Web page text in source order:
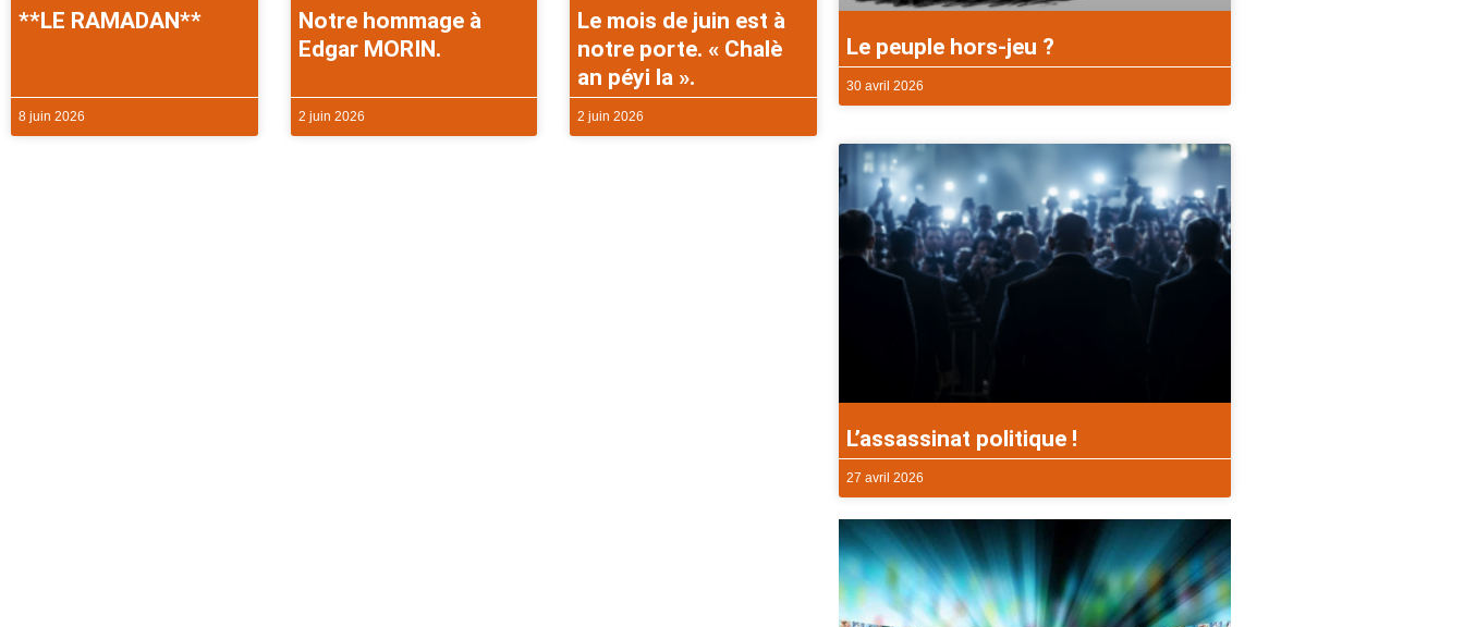
**LE RAMADAN**
8 juin 2026
Notre hommage à
Edgar MORIN.
2 juin 2026
Le mois de juin est à
notre porte. « Chalè
an péyi la ».
2 juin 2026
Le peuple hors-jeu ?
30 avril 2026
L’assassinat politique !
27 avril 2026